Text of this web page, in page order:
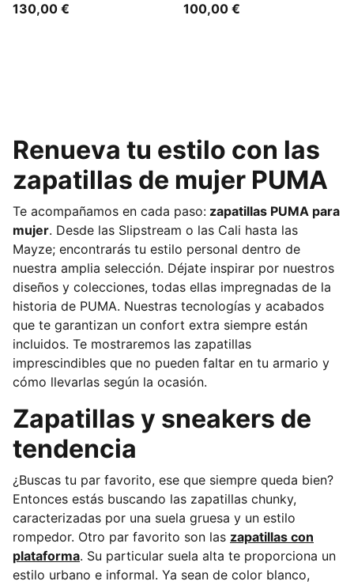
130,00 € 100,00 €
Renueva tu estilo con las
zapatillas de mujer PUMA
Te acompañamos en cada paso: zapatillas PUMA para
mujer. Desde las Slipstream o las Cali hasta las
Mayze; encontrarás tu estilo personal dentro de
nuestra amplia selección. Déjate inspirar por nuestros
diseños y colecciones, todas ellas impregnadas de la
historia de PUMA. Nuestras tecnologías y acabados
que te garantizan un confort extra siempre están
incluidos. Te mostraremos las zapatillas
imprescindibles que no pueden faltar en tu armario y
cómo llevarlas según la ocasión.
Zapatillas y sneakers de
tendencia
¿Buscas tu par favorito, ese que siempre queda bien?
Entonces estás buscando las zapatillas chunky,
caracterizadas por una suela gruesa y un estilo
rompedor. Otro par favorito son las zapatillas con
plataforma. Su particular suela alta te proporciona un
estilo urbano e informal. Ya sean de color blanco,